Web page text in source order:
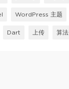
WordPress 主题
Dart 上传 算法